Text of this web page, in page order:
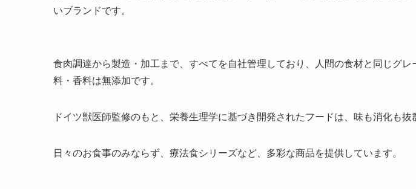
いブランドです。
食肉調達から製造・加工まで、すべてを自社管理しており、人間の食材と同じグ
料・香料は無添加です。
ドイツ獣医師監修のもと、栄養生理学に基づき開発されたフードは、味も消化も抜
日々のお食事のみならず、療法食シリーズなど、多彩な商品を提供しています。